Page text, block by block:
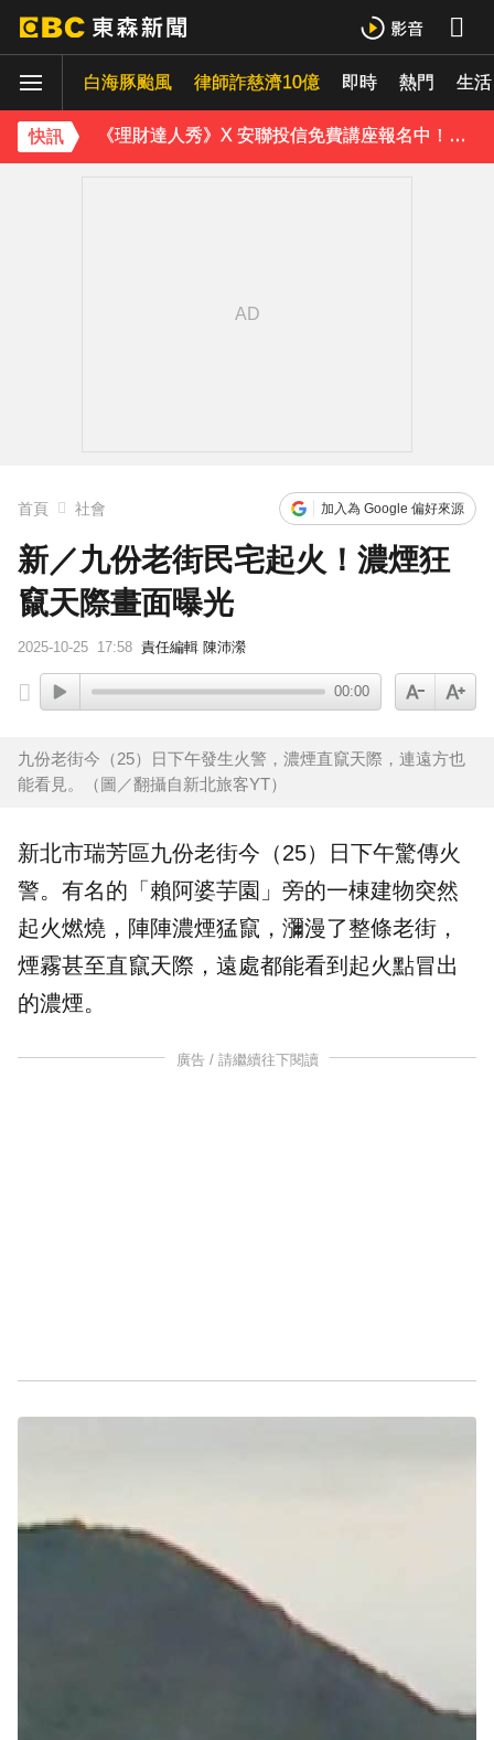
白海豚颱風 律師詐慈濟10億 即時 熱門 生活
快訊
白海豚颱風逼近 氣象署：本島發陸警機率低
《理財達人秀》X 安聯投信免費講座報名中！搶先卡位 2027
《半澤直樹》男星宣布再婚！迎新生命雙喜臨門
首頁 社會 加入為 Google 偏好來源
新／九份老街民宅起火！濃煙狂
竄天際畫面曝光
2025-10-25 17:58 責任編輯 陳沛瀠
00:00
九份老街今（25）日下午發生火警，濃煙直竄天際，連遠方也
能看見。（圖／翻攝自新北旅客YT）
新北市瑞芳區九份老街今（25）日下午驚傳火
警。有名的「賴阿婆芋園」旁的一棟建物突然
起火燃燒，陣陣濃煙猛竄，瀰漫了整條老街，
煙霧甚至直竄天際，遠處都能看到起火點冒出
的濃煙。
廣告 / 請繼續往下閱讀